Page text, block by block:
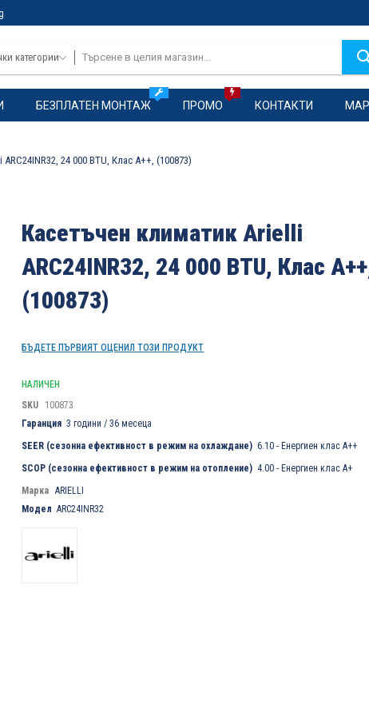
категории
БЕЗПЛАТЕН МОНТАЖ ПРОМО КОНТАКТИ
24 000 BTU, Клас А++, (100873)
Касетъчен климатик Arielli
ARC24INR32, 24 000 BTU, Клас
(100873)
БЪДЕТЕ ПЪРВИЯТ ОЦЕНИЛ ТОЗИ ПРОДУКТ
НАЛИЧЕН
SKU
100873
Гаранция 3 години / 36 месеца
SEER (сезонна ефективност в режим на охлаждане) 6.10 - Енергиен клас A++
SCOP (сезонна ефективност в режим на отопление) 4.00 - Енергиен клас A+
Марка ARIELLI
Модел ARC24INR32